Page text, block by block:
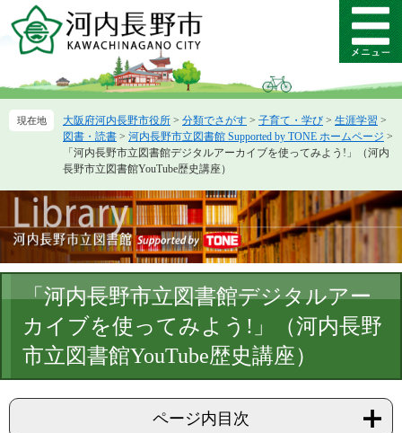
ー
先
ニ
を
メ
ニ
ー
大阪府河内長野市役所 > 分類でさがす > 子育て・学び > 生涯学習 >
図書・読書 > 河内長野市立図書館 Supported by TONE ホームページ >
「河内長野市立図書館デジタルアーカイブを使ってみよう!」（河内
長野市立図書館YouTube歴史講座）
文
「河内長野市立図書館デジタルアー
カイブを使ってみよう!」（河内長野
市立図書館YouTube歴史講座）
ページ内目次